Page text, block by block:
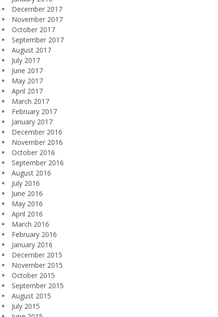
December 2017
November 2017
October 2017
September 2017
August 2017
July 2017
June 2017
May 2017
April 2017
March 2017
February 2017
January 2017
December 2016
November 2016
October 2016
September 2016
August 2016
July 2016
June 2016
May 2016
April 2016
March 2016
February 2016
January 2016
December 2015
November 2015
October 2015
September 2015
August 2015
July 2015